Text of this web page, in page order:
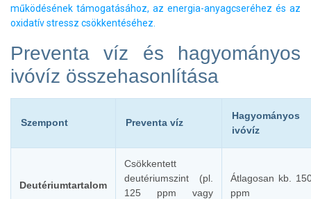
működésének támogatásához, az energia-anyagcseréhez és az
oxidatív stressz csökkentéséhez.
Preventa víz és hagyományos
ivóvíz összehasonlítása
Szempont Preventa víz
Hagyományos
ivóvíz
Deutériumtartalom
Csökkentett
deutériumszint (pl.
125 ppm vagy
Átlagosan kb.
ppm